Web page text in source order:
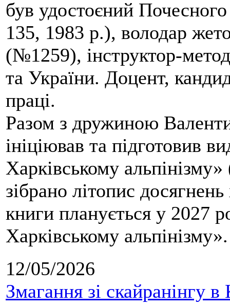
був удостоєний
135, 1983 р.), володар
(№1259), інструктор-
та України. Доцент,
праці.
Разом з дружиною
ініціював та підготовив
Харківському
зібрано літопис
книги планується у 2027
Харківському альпінізму».
12/05/2026
Змагання зі скайранінгу в